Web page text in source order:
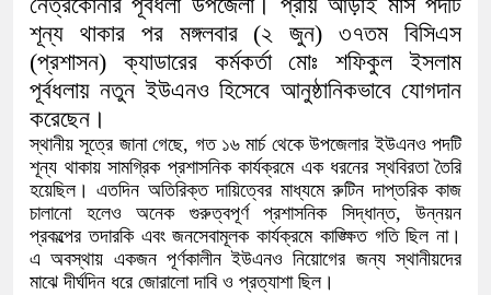
নেত্রকোনার পূর্বধলা উপজেলা। প্রায় আড়াই মাস পদটি
শূন্য থাকার পর মঙ্গলবার (২ জুন) ৩৭তম বিসিএস
(প্রশাসন) ক্যাডারের কর্মকর্তা মোঃ শফিকুল ইসলাম
পূর্বধলায় নতুন ইউএনও হিসেবে আনুষ্ঠানিকভাবে যোগদান
করেছেন।
​স্থানীয় সূত্রে জানা গেছে, গত ১৬ মার্চ থেকে উপজেলার ইউএনও পদটি
শূন্য থাকায় সামগ্রিক প্রশাসনিক কার্যক্রমে এক ধরনের স্থবিরতা তৈরি
হয়েছিল। এতদিন অতিরিক্ত দায়িত্বের মাধ্যমে রুটিন দাপ্তরিক কাজ
চালানো হলেও অনেক গুরুত্বপূর্ণ প্রশাসনিক সিদ্ধান্ত, উন্নয়ন
প্রকল্পের তদারকি এবং জনসেবামূলক কার্যক্রমে কাঙ্ক্ষিত গতি ছিল না।
এ অবস্থায় একজন পূর্ণকালীন ইউএনও নিয়োগের জন্য স্থানীয়দের
মাঝে দীর্ঘদিন ধরে জোরালো দাবি ও প্রত্যাশা ছিল।